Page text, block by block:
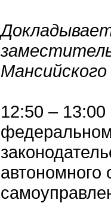
12:50 –